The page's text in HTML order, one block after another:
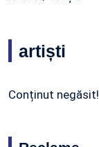
artiști
Conținut negăsit!